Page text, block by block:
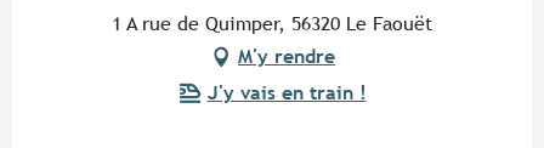
1 A rue de Quimper, 56320 Le Faouët
M'y rendre
J'y vais en train !